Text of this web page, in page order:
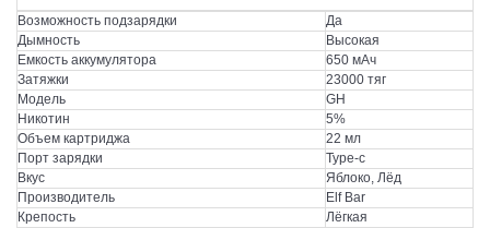
Возможность подзарядки
Да
Дымность
Высокая
Емкость аккумулятора
650 мАч
Затяжки
23000 тяг
Модель
GH
Никотин
5%
Объем картриджа
22 мл
Порт зарядки
Type-c
Вкус
Яблоко, Лёд
Производитель
Elf Bar
Крепость
Лёгкая